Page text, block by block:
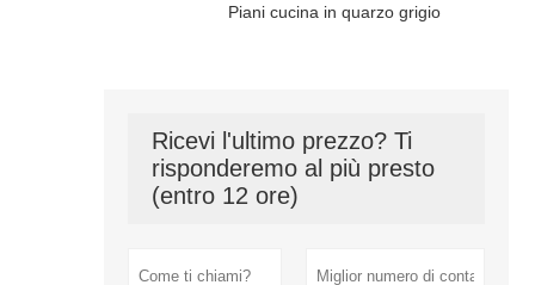
Piani cucina in quarzo grigio
Ricevi l'ultimo prezzo? Ti
risponderemo al più presto
(entro 12 ore)